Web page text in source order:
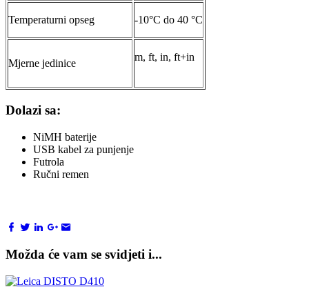
Temperaturni opseg -10°C do 40 °C
Mjerne jedinice
m, ft, in, ft+in
Dolazi sa:
NiMH baterije
USB kabel za punjenje
Futrola
Ručni remen
Možda će vam se svidjeti i...